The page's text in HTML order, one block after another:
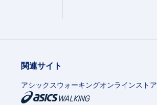
関連サイト
アシックスウォーキングオンラインストア